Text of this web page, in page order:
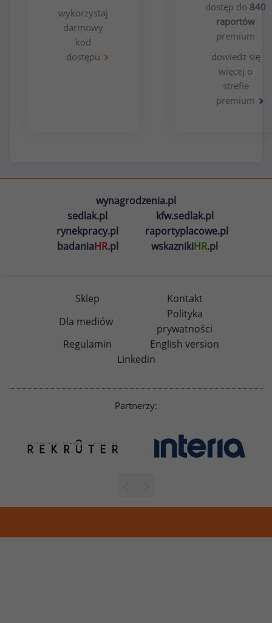
wykorzystaj
darmowy
kod
dostępu
dostęp do 840
raportów
premium
dowiedz się
więcej o
strefie
premium
wynagrodzenia.pl
sedlak.pl
kfw.sedlak.pl
rynekpracy.pl
raportyplacowe.pl
badaniaHR.pl wskaznikiHR.pl
Sklep
Kontakt
Dla mediów
Polityka
prywatności
Regulamin
English version
Linkedin
Partnerzy: